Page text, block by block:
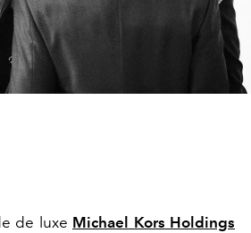
de luxe Michael Kors Holdings